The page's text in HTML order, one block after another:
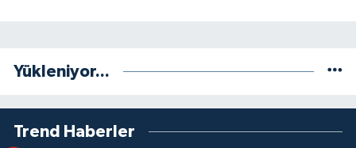
Yükleniyor...
Trend Haberler